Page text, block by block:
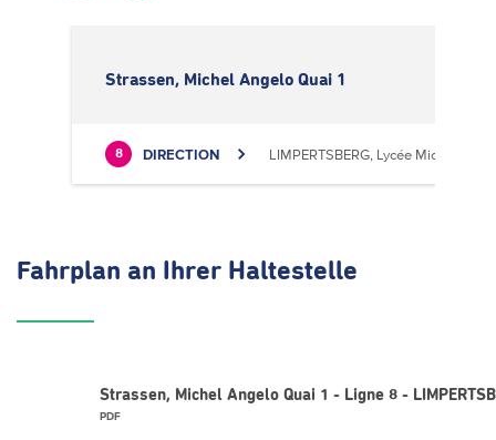
Strassen, Michel Angelo Quai 1
8 DIRECTION LIMPERTSBERG, Lycée Michel
Fahrplan an Ihrer Haltestelle
Strassen, Michel Angelo Quai 1 - Ligne 8 -
PDF